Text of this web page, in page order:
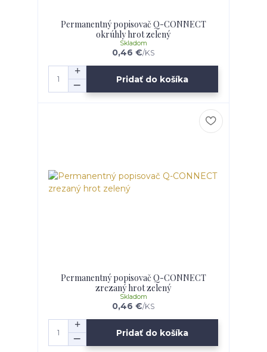
Permanentný popisovač Q-CONNECT
okrúhly hrot zelený
0,46 €/KS
Skladom
Pridať do košíka
Permanentný popisovač Q-CONNECT
zrezaný hrot zelený
0,46 €/KS
Skladom
Pridať do košíka